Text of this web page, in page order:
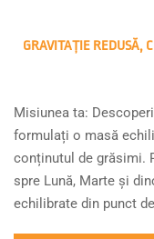
GRAVITAȚIE REDUSĂ,
Misiunea ta:
formulați o masă
conținutul de grăsimi.
spre Lună, Marte și
echilibrate din punct